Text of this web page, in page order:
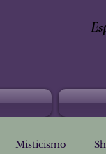
Misticismo